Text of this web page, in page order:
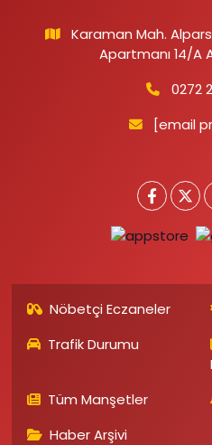
Karaman Mah.
Apartmanı 14/A
0272
[email
Nöbetçi Eczaneler
Trafik Durumu
Tüm Manşetler
Haber Arşivi